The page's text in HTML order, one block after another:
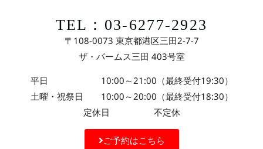
TEL：03-6277-2923
〒108-0073 東京都港区三田2-7-7
ザ・パームス三田 403号室
平日 10:00～21:00（最終受付19:30）
土曜・祝祭日 10:00～20:00（最終受付18:30）
定休日 不定休
ご予約はこちら